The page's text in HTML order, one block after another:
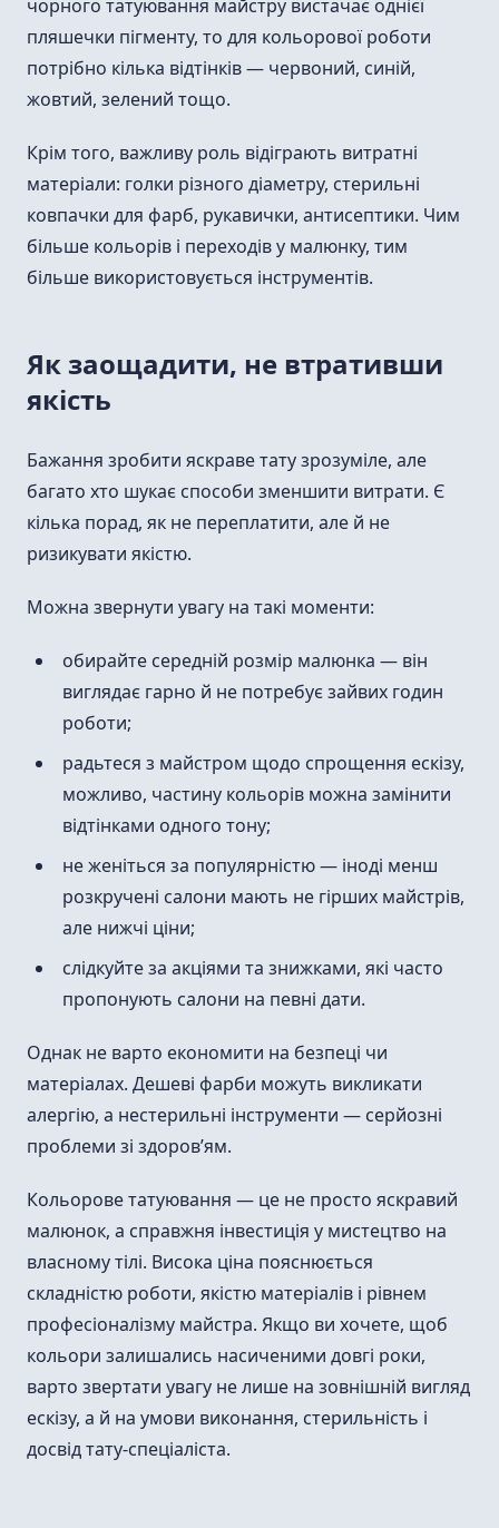
чорного татуювання майстру вистачає однієї
пляшечки пігменту, то для кольорової роботи
потрібно кілька відтінків — червоний, синій,
жовтий, зелений тощо.
Крім того, важливу роль відіграють витратні
матеріали: голки різного діаметру, стерильні
ковпачки для фарб, рукавички, антисептики. Чим
більше кольорів і переходів у малюнку, тим
більше використовується інструментів.
Як заощадити, не втративши
якість
Бажання зробити яскраве тату зрозуміле, але
багато хто шукає способи зменшити витрати. Є
кілька порад, як не переплатити, але й не
ризикувати якістю.
Можна звернути увагу на такі моменти:
обирайте середній розмір малюнка — він
виглядає гарно й не потребує зайвих годин
роботи;
радьтеся з майстром щодо спрощення ескізу,
можливо, частину кольорів можна замінити
відтінками одного тону;
не женіться за популярністю — іноді менш
розкручені салони мають не гірших майстрів,
але нижчі ціни;
слідкуйте за акціями та знижками, які часто
пропонують салони на певні дати.
Однак не варто економити на безпеці чи
матеріалах. Дешеві фарби можуть викликати
алергію, а нестерильні інструменти — серйозні
проблеми зі здоров’ям.
Кольорове татуювання — це не просто яскравий
малюнок, а справжня інвестиція у мистецтво на
власному тілі. Висока ціна пояснюється
складністю роботи, якістю матеріалів і рівнем
професіоналізму майстра. Якщо ви хочете, щоб
кольори залишались насиченими довгі роки,
варто звертати увагу не лише на зовнішній вигляд
ескізу, а й на умови виконання, стерильність і
досвід тату-спеціаліста.